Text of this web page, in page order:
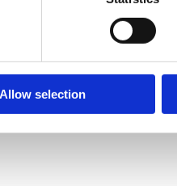
Allow selection
red 30-10 mm